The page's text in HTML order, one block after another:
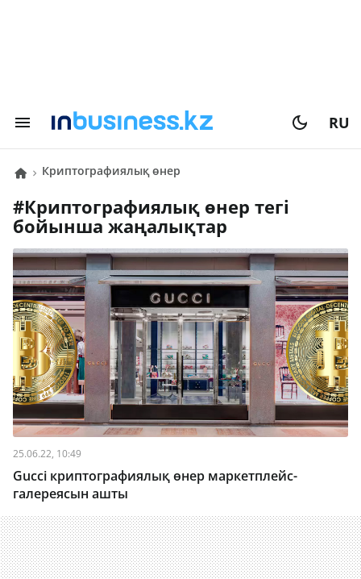
RU
криптографиялық өнер
# криптографиялық өнер тегі
бойынша жаңалықтар
25.06.22, 10:49
Gucci криптографиялық өнер маркетплейс-
галереясын ашты